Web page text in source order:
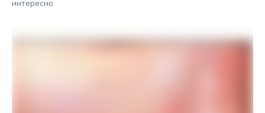
интересно